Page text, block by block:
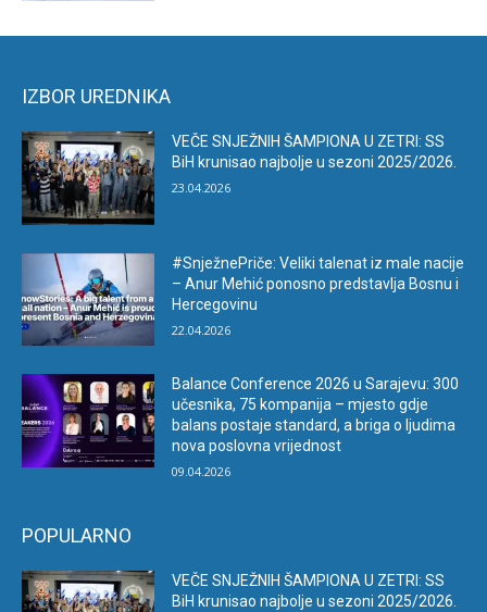
IZBOR UREDNIKA
VEČE SNJEŽNIH ŠAMPIONA U ZETRI: SS
BiH krunisao najbolje u sezoni 2025/2026.
23.04.2026
#SnježnePriče: Veliki talenat iz male nacije
– Anur Mehić ponosno predstavlja Bosnu i
Hercegovinu
22.04.2026
Balance Conference 2026 u Sarajevu: 300
učesnika, 75 kompanija – mjesto gdje
balans postaje standard, a briga o ljudima
nova poslovna vrijednost
09.04.2026
POPULARNO
VEČE SNJEŽNIH ŠAMPIONA U ZETRI: SS
BiH krunisao najbolje u sezoni 2025/2026.